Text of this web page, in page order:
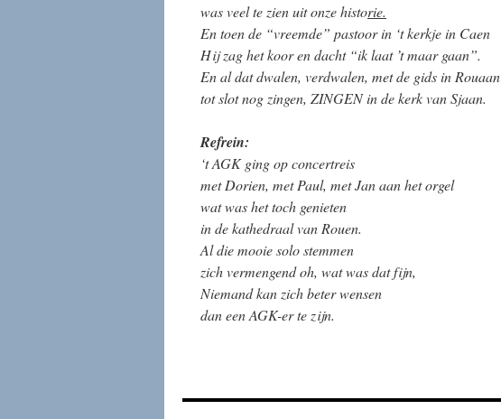
was veel te zien uit onze historie.
En toen de “vreemde” pastoor in ‘t kerkje in Caen
Hij zag het koor en dacht “ik laat ’t maar gaan”.
En al dat dwalen, verdwalen, met de gids in Rouaan
tot slot nog zingen, ZINGEN in de kerk van Sjaan.
Refrein:
‘t AGK ging op concertreis
met Dorien, met Paul, met Jan aan het orgel
wat was het toch genieten
in de kathedraal van Rouen.
Al die mooie solo stemmen
zich vermengend oh, wat was dat fijn,
Niemand kan zich beter wensen
dan een AGK-er te zijn.